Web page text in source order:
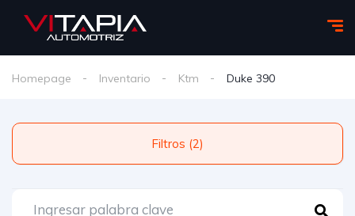
Homepage Inventario Ktm Duke 390
Filtros (2)